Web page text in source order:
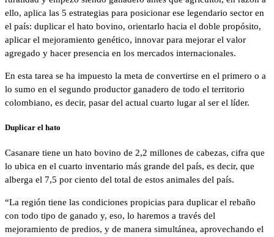
ello, aplica las 5 estrategias para posicionar ese legendario sector en
el país: duplicar el hato bovino, orientarlo hacia el doble propósito,
aplicar el mejoramiento genético, innovar para mejorar el valor
agregado y hacer presencia en los mercados internacionales.
En esta tarea se ha impuesto la meta de convertirse en el primero o a
lo sumo en el segundo productor ganadero de todo el territorio
colombiano, es decir, pasar del actual cuarto lugar al ser el líder.
Duplicar el hato
Casanare tiene un hato bovino de 2,2 millones de cabezas, cifra que
lo ubica en el cuarto inventario más grande del país, es decir, que
alberga el 7,5 por ciento del total de estos animales del país.
“La región tiene las condiciones propicias para duplicar el rebaño
con todo tipo de ganado y, eso, lo haremos a través del
mejoramiento de predios, y de manera simultánea, aprovechando el